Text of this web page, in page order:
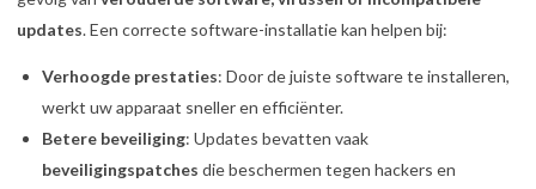
updates. Een correcte software-installatie kan helpen bij:
Verhoogde prestaties: Door de juiste software te installeren,
werkt uw apparaat sneller en efficiënter.
Betere beveiliging: Updates bevatten vaak
beveiligingspatches die beschermen tegen hackers en